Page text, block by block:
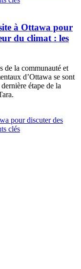
à Ottawa pour
du climat : les
de la communauté et
d’Ottawa se sont
étape de la
pour discuter des
clés